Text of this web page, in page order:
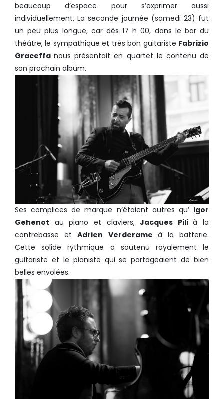
beaucoup d’espace pour s’exprimer aussi
individuellement. La seconde journée (samedi 23) fut
un peu plus longue, car dès 17 h 00, dans le bar du
théâtre, le sympathique et très bon guitariste Fabrizio
Graceffanous présentait en quartet le contenu de
son prochain album.
Ses complices de marque n’étaient autres qu’ Igor
Gehenot au piano et claviers,Jacques Pilià la
contrebasse etAdrien Verderame à la batterie.
Cette solide rythmique a soutenu royalement le
guitariste et le pianiste qui se partageaient de bien
belles envolées.